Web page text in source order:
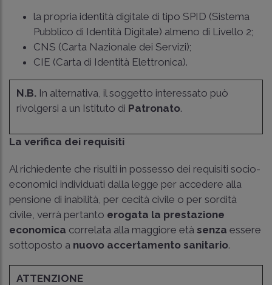
la propria identità digitale di tipo SPID (Sistema
Pubblico di Identità Digitale) almeno di Livello 2;
CNS (Carta Nazionale dei Servizi);
CIE (Carta di Identità Elettronica).
N.B. In alternativa, il soggetto interessato può
rivolgersi a un Istituto di Patronato.
La verifica dei requisiti
Al richiedente che risulti in possesso dei requisiti socio-
economici individuati dalla legge per accedere alla
pensione di inabilità, per cecità civile o per sordità
civile, verrà pertanto erogata la prestazione
economica correlata alla maggiore età senza essere
sottoposto a nuovo accertamento sanitario.
ATTENZIONE